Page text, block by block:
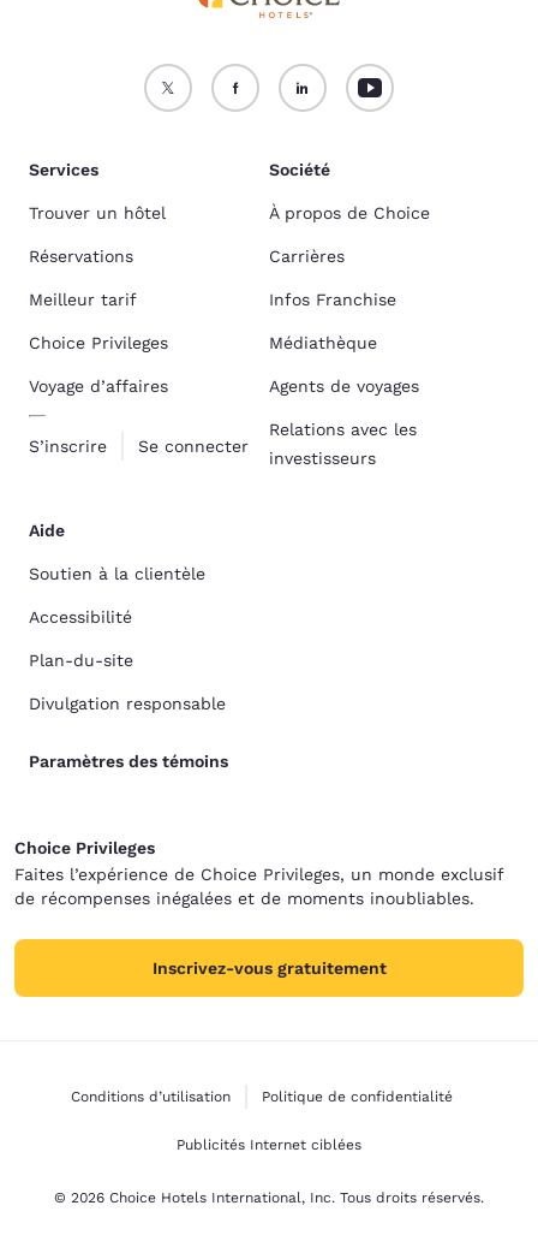
Services
Trouver un hôtel
Réservations
Meilleur tarif
Choice Privileges
Voyage d’affaires
S’inscrire Se connecter
Société
À propos de Choice
Carrières
Infos Franchise
Médiathèque
Agents de voyages
Relations avec les
investisseurs
Aide
Soutien à la clientèle
Accessibilité
Plan-du-site
Divulgation responsable
Paramètres des témoins
Choice Privileges
Faites l’expérience de Choice Privileges, un monde exclusif
de récompenses inégalées et de moments inoubliables.
Inscrivez-vous gratuitement
Conditions d’utilisation Politique de confidentialité
Publicités Internet ciblées
© 2026 Choice Hotels International, Inc. Tous droits réservés.